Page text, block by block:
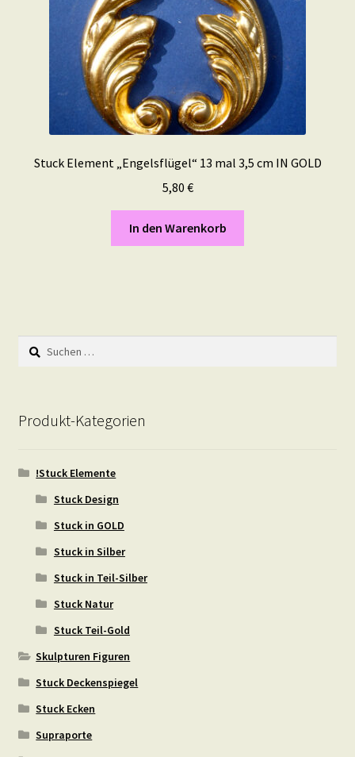
Stuck Element „Engelsflügel“ 13 mal 3,5 cm IN GOLD
5,80 €
In den Warenkorb
Suchen
nach:
Produkt-Kategorien
!Stuck Elemente
Stuck Design
Stuck in GOLD
Stuck in Silber
Stuck in Teil-Silber
Stuck Natur
Stuck Teil-Gold
Skulpturen Figuren
Stuck Deckenspiegel
Stuck Ecken
Supraporte